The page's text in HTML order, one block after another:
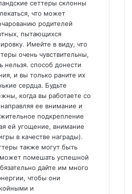
сеттеры склонны
что может
родителей
пытающихся
Имейте в виду, что
очень чувствительны,
нельзя. способ донести
и вы только раните их
сердца. Будьте
когда вы работаете со
ее внимание и
подкрепление
ей угощение, внимание
в качестве награды).
также могут быть
помешать успешной
дайте им много
чтобы они
и